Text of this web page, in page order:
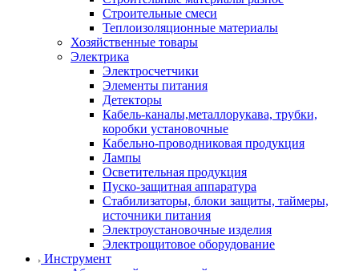
Строительные смеси
Теплоизоляционные материалы
Хозяйственные товары
Электрика
Электросчетчики
Элементы питания
Детекторы
Кабель-каналы,металлорукава, трубки,
коробки установочные
Кабельно-проводниковая продукция
Лампы
Осветительная продукция
Пуско-защитная аппаратура
Стабилизаторы, блоки защиты, таймеры,
источники питания
Электроустановочные изделия
Электрощитовое оборудование
Инструмент